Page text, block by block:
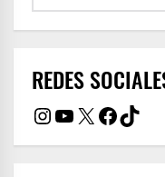
REDES
Instagram
YouTube
X